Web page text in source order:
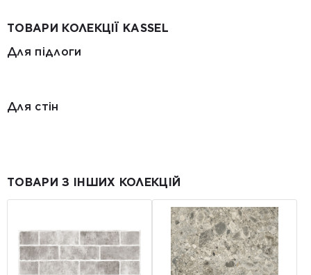
ТОВАРИ КОЛЕКЦІЇ KASSEL
Для підлоги
Для стін
ТОВАРИ З ІНШИХ КОЛЕКЦІЙ